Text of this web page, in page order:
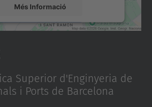
Més Informació
Accepta
by
Superior d'Enginyeria de
i Ports de Barcelona